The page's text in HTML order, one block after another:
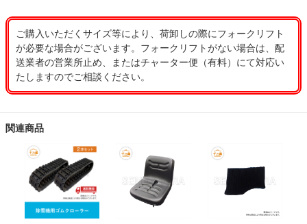
ご購入いただくサイズ等により、荷卸しの際にフォークリフト
が必要な場合がございます。フォークリフトがない場合は、配
送業者の営業所止め、またはチャーター便（有料）にて対応い
たしますのでご相談ください。
関連商品